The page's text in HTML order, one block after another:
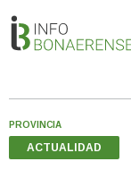
PROVINCIA
ACTUALIDAD